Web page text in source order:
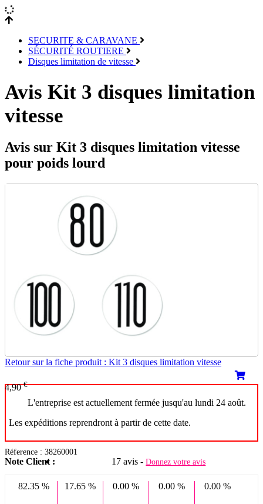
SECURITE & CARAVANE
SÉCURITÉ ROUTIERE
Disques limitation de vitesse
Avis Kit 3 disques limitation
vitesse
Avis sur Kit 3 disques limitation vitesse
pour poids lourd
Retour sur la fiche produit : Kit 3 disques limitation vitesse
4,90€
L'entreprise est actuellement fermée jusqu'au lundi 24 août.
Les expéditions reprendront à partir de cette date.
Réference : 38260001
Note Client : 17 avis -Donnez votre avis
82.35 % 17.65 % 0.00 % 0.00 % 0.00 %